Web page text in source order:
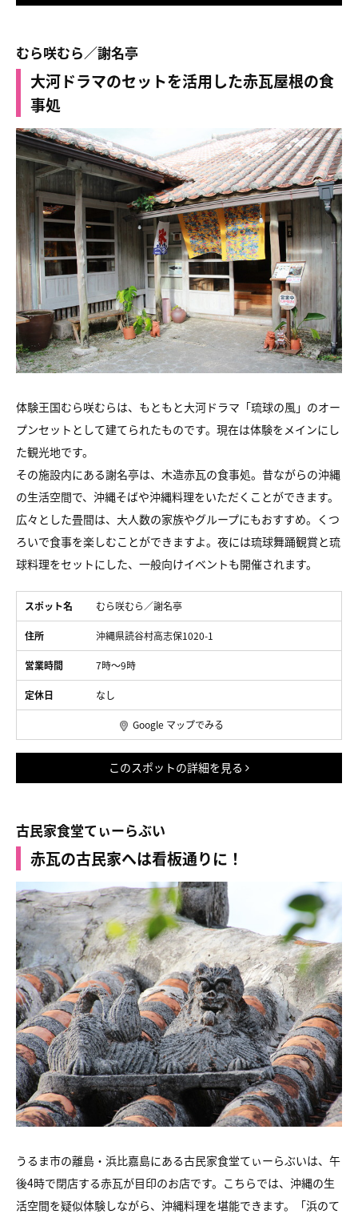
むら咲むら／謝名亭
大河ドラマのセットを活用した赤瓦屋根の食
事処
体験王国むら咲むらは、もともと大河ドラマ「琉球の風」のオー
プンセットとして建てられたものです。現在は体験をメインにし
た観光地です。
その施設内にある謝名亭は、木造赤瓦の食事処。昔ながらの沖縄
の生活空間で、沖縄そばや沖縄料理をいただくことができます。
広々とした畳間は、大人数の家族やグループにもおすすめ。くつ
ろいで食事を楽しむことができますよ。夜には琉球舞踊観賞と琉
球料理をセットにした、一般向けイベントも開催されます。
スポット名 むら咲むら／謝名亭
住所 沖縄県読谷村高志保1020-1
営業時間 7時～9時
定休日 なし
Google マップでみる
このスポットの詳細を見る
古民家食堂てぃーらぶい
赤瓦の古民家へは看板通りに！
うるま市の離島・浜比嘉島にある古民家食堂てぃーらぶいは、午
後4時で閉店する赤瓦が目印のお店です。こちらでは、沖縄の生
活空間を疑似体験しながら、沖縄料理を堪能できます。「浜のて